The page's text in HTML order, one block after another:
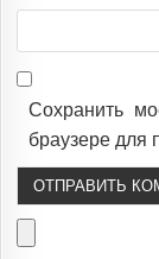
Сохранить
браузере для